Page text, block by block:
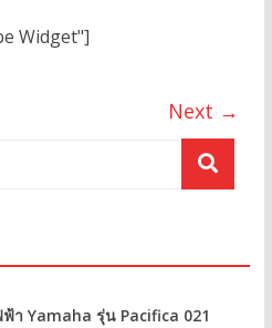
Widget"]
Next →
า Yamaha รุ่น Pacifica 021